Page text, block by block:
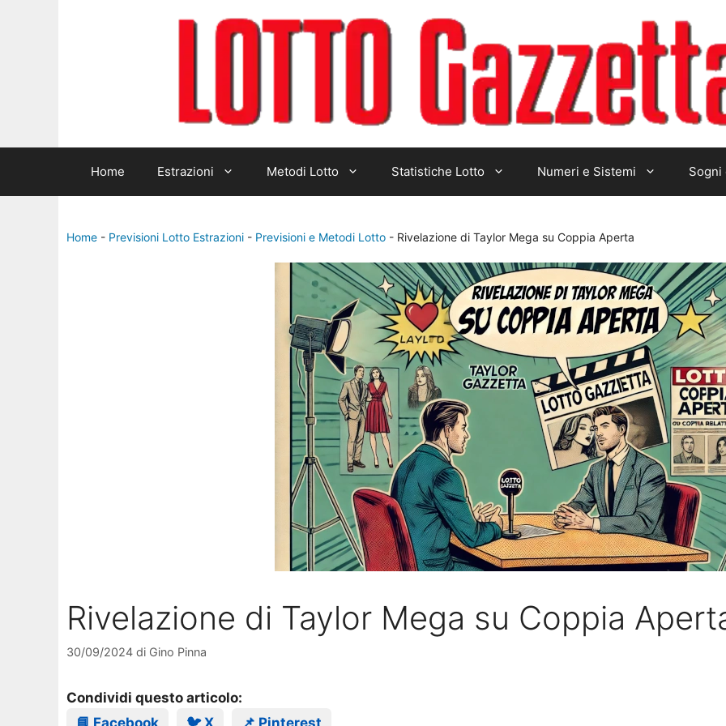
Home Estrazioni Metodi Lotto Statistiche Lotto Numeri e Sistemi Sogni
Home - Previsioni Lotto Estrazioni - Previsioni e Metodi Lotto - Rivelazione di Taylor Mega su Coppia Aperta
Rivelazione di Taylor Mega su Coppia
30/09/2024 di Gino Pinna
Condividi questo articolo: